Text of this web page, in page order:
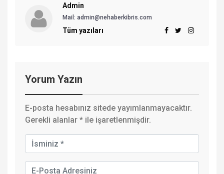
Admin
Mail: admin@nehaberkibris.com
Tüm yazıları
Yorum Yazın
E-posta hesabınız sitede yayımlanmayacaktır.
Gerekli alanlar * ile işaretlenmişdir.